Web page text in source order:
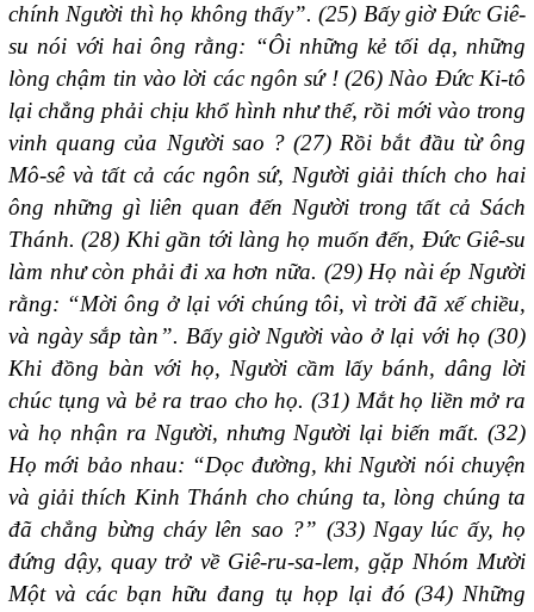
chính Người thì họ không thấy”. (25) Bấy giờ Đức Giê-
su nói với hai ông rằng: “Ôi những kẻ tối dạ, những
lòng chậm tin vào lời các ngôn sứ ! (26) Nào Đức Ki-tô
lại chẳng phải chịu khổ hình như thế, rồi mới vào trong
vinh quang của Người sao ? (27) Rồi bắt đầu từ ông
Mô-sê và tất cả các ngôn sứ, Người giải thích cho hai
ông những gì liên quan đến Người trong tất cả Sách
Thánh. (28) Khi gần tới làng họ muốn đến, Đức Giê-su
làm như còn phải đi xa hơn nữa. (29) Họ nài ép Người
rằng: “Mời ông ở lại với chúng tôi, vì trời đã xế chiều,
và ngày sắp tàn”. Bấy giờ Người vào ở lại với họ (30)
Khi đồng bàn với họ, Người cầm lấy bánh, dâng lời
chúc tụng và bẻ ra trao cho họ. (31) Mắt họ liền mở ra
và họ nhận ra Người, nhưng Người lại biến mất. (32)
Họ mới bảo nhau: “Dọc đường, khi Người nói chuyện
và giải thích Kinh Thánh cho chúng ta, lòng chúng ta
đã chẳng bừng cháy lên sao ?” (33) Ngay lúc ấy, họ
đứng dậy, quay trở về Giê-ru-sa-lem, gặp Nhóm Mười
Một và các bạn hữu đang tụ họp lại đó (34) Những